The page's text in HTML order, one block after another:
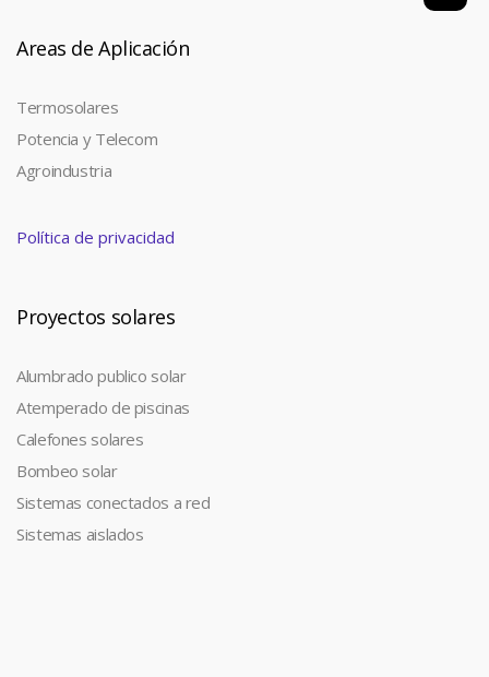
Areas de Aplicación
Termosolares
Potencia y Telecom
Agroindustria
Política de privacidad
Proyectos solares
Alumbrado publico solar
Atemperado de piscinas
Calefones solares
Bombeo solar
Sistemas conectados a red
Sistemas aislados